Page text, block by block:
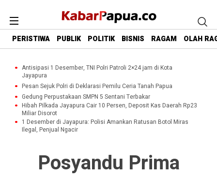
PERISTIWA PUBLIK POLITIK BISNIS RAGAM OLAH
Antisipasi 1 Desember, TNI Polri Patroli 2×24 jam di Kota
Jayapura
Pesan Sejuk Polri di Deklarasi Pemilu Ceria Tanah Papua
Gedung Perpustakaan SMPN 5 Sentani Terbakar
Hibah Pilkada Jayapura Cair 10 Persen, Deposit Kas Daerah Rp23
Miliar Disorot
1 Desember di Jayapura: Polisi Amankan Ratusan Botol Miras
Ilegal, Penjual Ngacir
Posyandu Prima